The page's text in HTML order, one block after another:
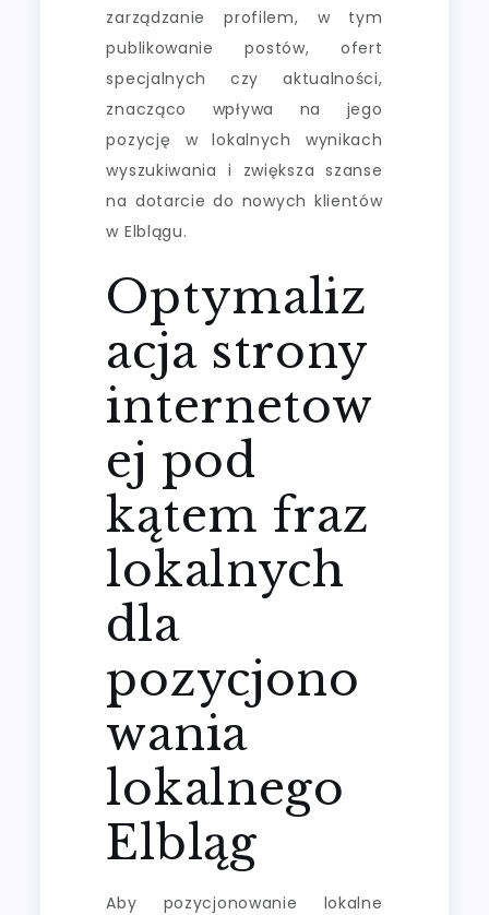
zarządzanie profilem, w tym
publikowanie postów, ofert
specjalnych czy aktualności,
znacząco wpływa na jego
pozycję w lokalnych wynikach
wyszukiwania i zwiększa szanse
na dotarcie do nowych klientów
w Elblągu.
Optymaliz
acja strony
internetow
ej pod
kątem fraz
lokalnych
dla
pozycjono
wania
lokalnego
Elbląg
Aby pozycjonowanie lokalne